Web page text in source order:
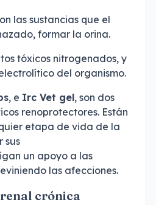
las sustancias que el
formar la orina.
tóxicos nitrogenados, y
del organismo.
, e Irc Vet gel, son dos
renoprotectores. Están
etapa de vida de la
sus
un apoyo a las
las afecciones.
crónica